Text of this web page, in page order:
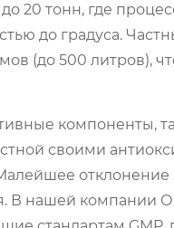
20 тонн, где
до градуса.
(до 500 литров),
компоненты,
своими
В нашей